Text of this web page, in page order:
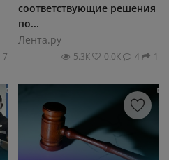
7
соответствующие решения
по...
Лента.ру
5.3К 0.0К 4 1